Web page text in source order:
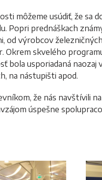
môžeme usúdiť, že sa
Popri prednáškach
výrobcov
Okrem skvelého
bola usporiadaná naozaj
na nástupišti apod.
že nás navštívili
úspešne